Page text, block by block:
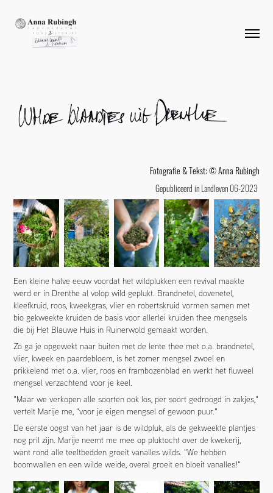
Fotografie & Tekst: © Anna Rubingh
Gepubliceerd in Landleven 06-2023
Een kleine halve eeuw voordat het wildplukken een revival maakte
werd er in Drenthe al volop wild geplukt. Brandnetel, dovenetel,
kleefkruid, roos, kweekgras, vlier en robertskruid vormen samen met
bio gekweekte kruiden de basis voor allerlei kruiden thee mengsels
die bij Het Blauwe Huis in Ruinerwold gemaakt worden.
Zo ga je opgewekt naar buiten met de lente thee met o.a. brandnetel,
vlier, kweek en paardebloem, is het zomer mengsel zwoel en
prikkelend met o.a. vlier, roos en frambozenblad en werkt het fluweel
mengsel verzachtend voor je keel.
"Maar we verkopen alle soorten ook los, per soort gedroogd in zakjes,"
vertelt Marije me, "voor je eigen mengsel of gewoon puur."
De eerste oogst van het jaar is de wildpluk, als de gekweekte plantjes
nog pril zijn. Marije neemt me mee op pluktocht over de kwekerij,
want rond alle teeltbedden groeit vanalles wilds. "We hebben
boomwallen en een wilde weide, overal groeit en bloeit vanalles!"